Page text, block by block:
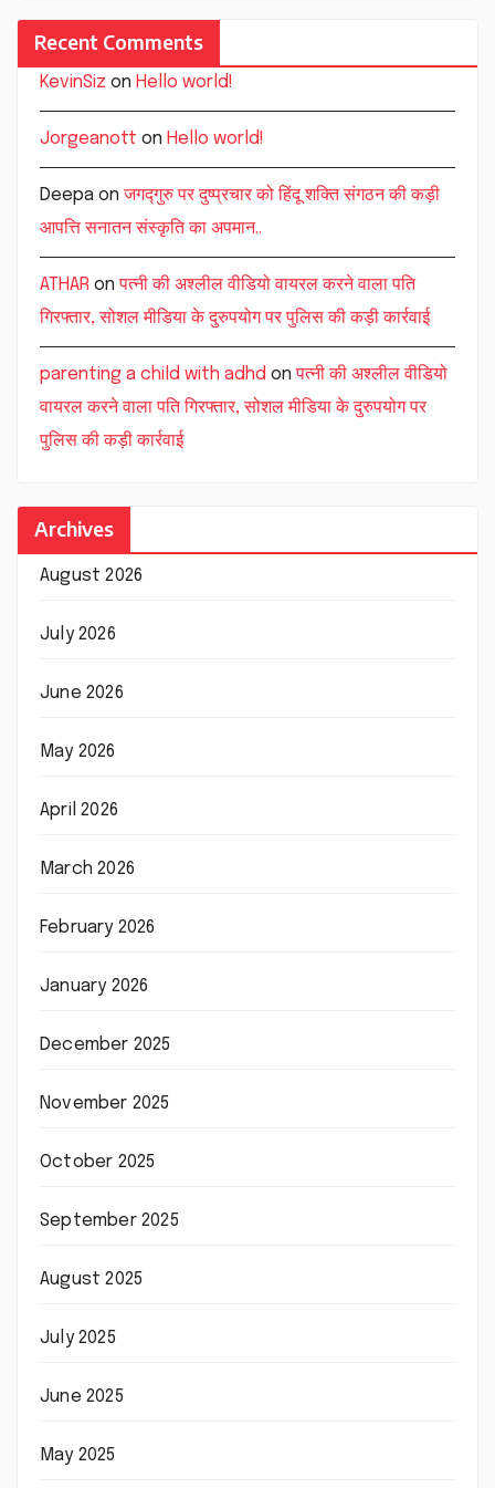
Recent Comments
KevinSiz on Hello world!
Jorgeanott on Hello world!
Deepa onजगद्गुरु पर दुष्प्रचार को हिंदू शक्ति संगठन की कड़ी
आपत्ति सनातन संस्कृति का अपमान..
ATHAR onपत्नी की अश्लील वीडियो वायरल करने वाला पति
गिरफ्तार, सोशल मीडिया के दुरुपयोग पर पुलिस की कड़ी कार्रवाई
parenting a child with adhd onपत्नी की अश्लील वीडियो
वायरल करने वाला पति गिरफ्तार, सोशल मीडिया के दुरुपयोग पर
पुलिस की कड़ी कार्रवाई
Archives
August 2026
July 2026
June 2026
May 2026
April 2026
March 2026
February 2026
January 2026
December 2025
November 2025
October 2025
September 2025
August 2025
July 2025
June 2025
May 2025